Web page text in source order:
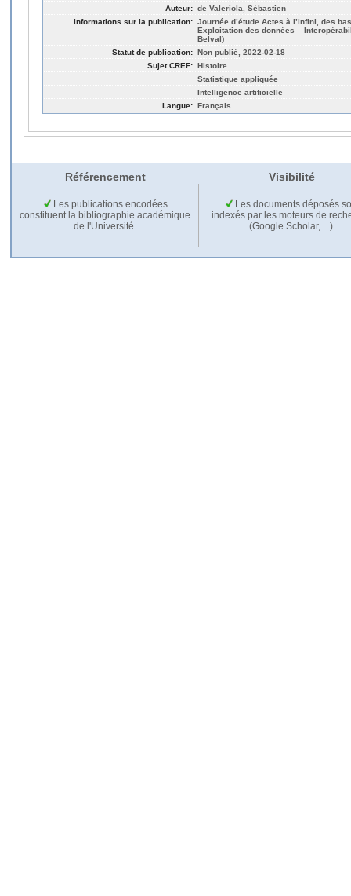
Auteur: de Valeriola, Sébastien
Informations sur la publication: Journée d’étude Actes à l’infini, des
Exploitation des données –
Belval)
Statut de publication: Non publié, 2022-02-18
Sujet CREF: Histoire
Statistique appliquée
Intelligence artificielle
Langue: Français
Référencement Visibilité
Les publications encodées
constituent la bibliographie académique
de l'Université.
Les documents déposés
indexés par les moteurs de
(Google Scholar,…).